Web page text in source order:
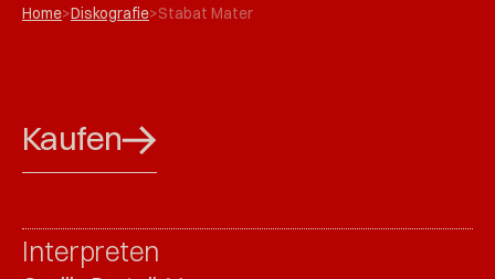
Home>Diskografie>Stabat Mater
Kaufen
Interpreten